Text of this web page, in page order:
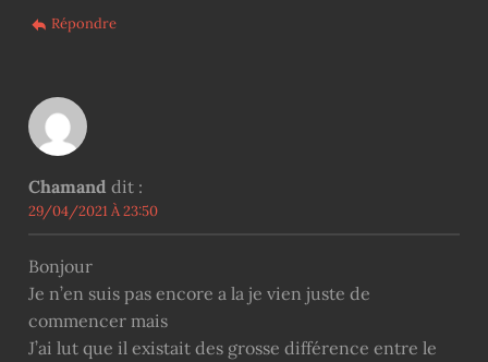
Répondre
Chamand dit :
29/04/2021 À 23:50
Bonjour
Je n’en suis pas encore a la je vien juste de
commencer mais
J’ai lut que il existait des grosse différence entre le